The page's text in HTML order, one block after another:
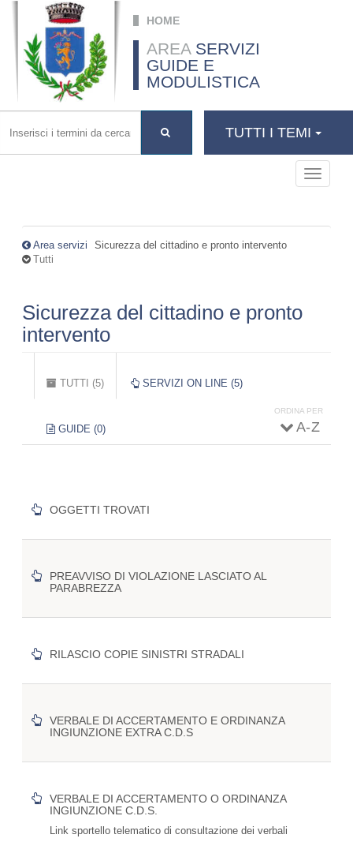
Salta al contenuto principale
HOME
AREASERVIZI
GUIDE E
MODULISTICA
TUTTI I TEMI
Toggle
Area servizi
Sicurezza del cittadino e pronto intervento
Tutti
Sicurezza del cittadino e pronto
intervento
Schede primarie
TUTTI (5) (SCHEDA
ATTIVA)
SERVIZI ON LINE (5)
GUIDE (0)
ORDINA PER
A - Z
OGGETTI TROVATI
PREAVVISO DI VIOLAZIONE LASCIATO AL
PARABREZZA
RILASCIO COPIE SINISTRI STRADALI
VERBALE DI ACCERTAMENTO E ORDINANZA
INGIUNZIONE EXTRA C.D.S
VERBALE DI ACCERTAMENTO O ORDINANZA
INGIUNZIONE C.D.S.
Link sportello telematico di consultazione dei verbali